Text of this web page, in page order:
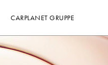
CARPLANET GRUPPE